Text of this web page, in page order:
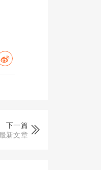
下一篇
新文章